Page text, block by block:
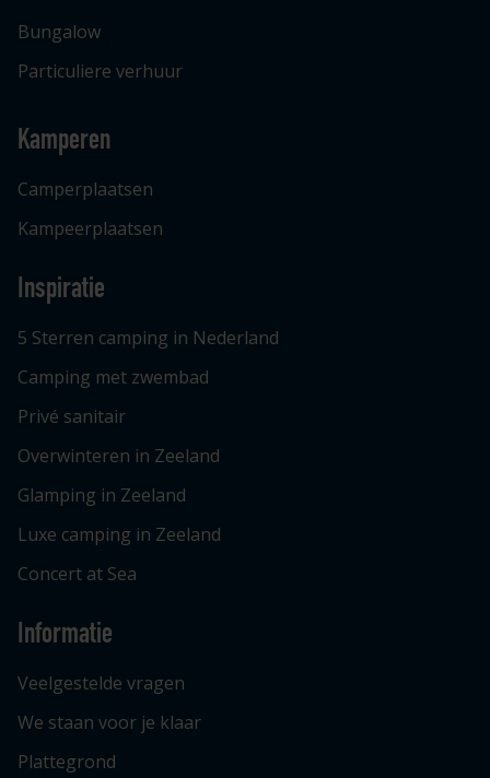
Bungalow
Particuliere verhuur
Kamperen
Camperplaatsen
Kampeerplaatsen
Inspiratie
5 Sterren camping in Nederland
Camping met zwembad
Privé sanitair
Overwinteren in Zeeland
Glamping in Zeeland
Luxe camping in Zeeland
Concert at Sea
Informatie
Veelgestelde vragen
We staan voor je klaar
Plattegrond